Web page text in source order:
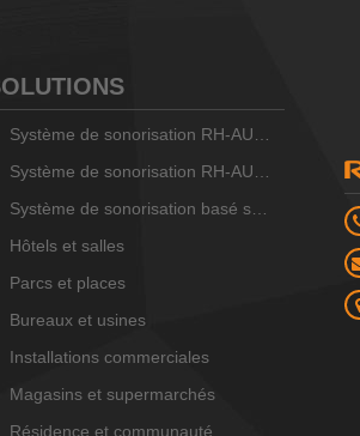
Système de sonorisation RH-AUDIO 10 ZONE
Système de sonorisation RH-AUDIO 16 zones
Système de sonorisation basé sur IP RH-AUDIO
Hôtels et salles
Parcs et places
Bureaux et usines
Installations commerciales
Magasins et supermarchés
Résidence et communauté